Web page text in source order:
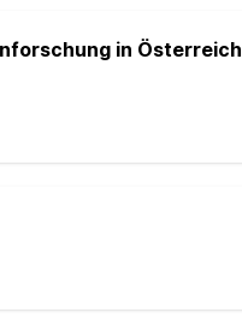
in Österreich